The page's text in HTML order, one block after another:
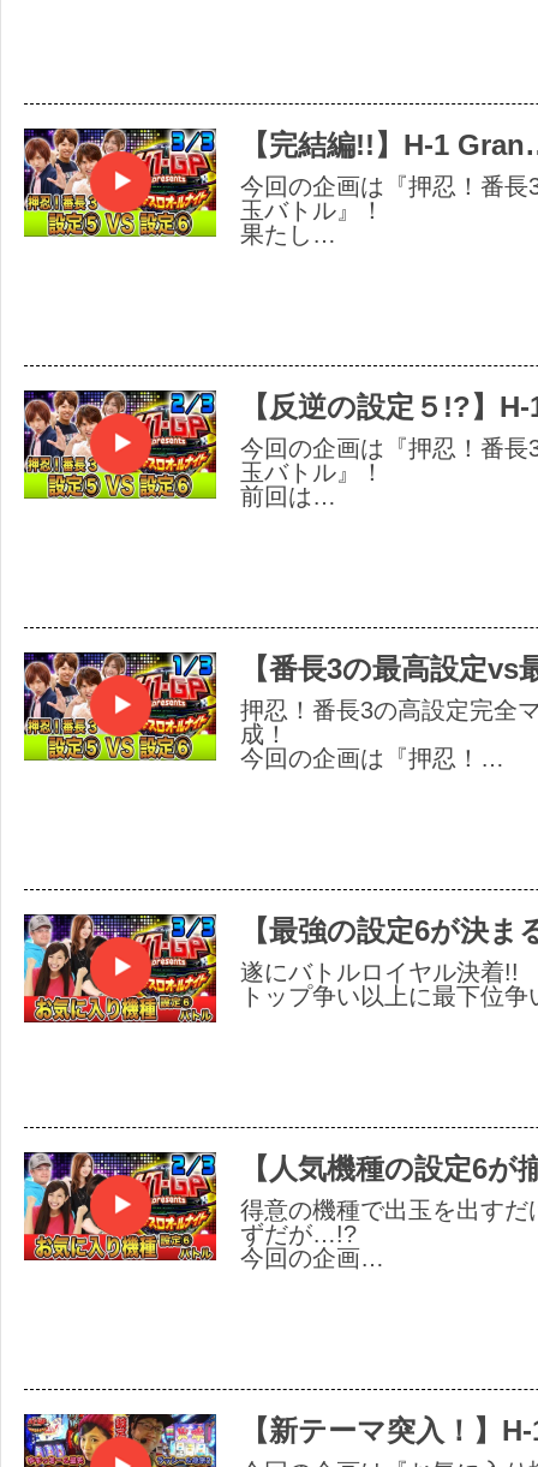
【完結編!!】H-1
今回の企画は『押忍！番
玉バトル』！
果たし…
【反逆の設定５!?】
今回の企画は『押忍！番
玉バトル』！
前回は…
【番長3の最高設定
押忍！番長3の高設定完全
成！
今回の企画は『押忍！…
【最強の設定6が決
遂にバトルロイヤル決着!!
トップ争い以上に最下位
【人気機種の設定6
得意の機種で出玉を出すだ
ずだが…!?
今回の企画…
【新テーマ突入！】